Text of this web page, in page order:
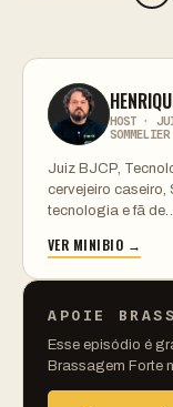
HOST ·
SOMMELIER
Juiz BJCP,
cervejeiro caseiro,
tecnologia e fã
VER MINIBIO →
APOIE
Esse episódio é
Brassagem Forte